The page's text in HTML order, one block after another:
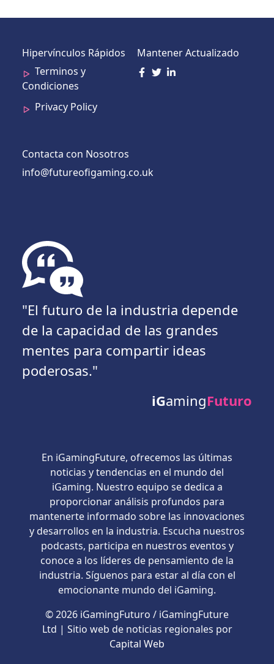
Hipervínculos Rápidos
Terminos y
Condiciones
Privacy Policy
Mantener Actualizado
Contacta con Nosotros
info@futureofigaming.co.uk
"El futuro de la industria depende
de la capacidad de las grandes
mentes para compartir ideas
poderosas."
iGamingFuturo
En iGamingFuture, ofrecemos las últimas
noticias y tendencias en el mundo del
iGaming. Nuestro equipo se dedica a
proporcionar análisis profundos para
mantenerte informado sobre las innovaciones
y desarrollos en la industria. Escucha nuestros
podcasts, participa en nuestros eventos y
conoce a los líderes de pensamiento de la
industria. Síguenos para estar al día con el
emocionante mundo del iGaming.
© 2026 iGamingFuturo / iGamingFuture
Ltd | Sitio web de noticias regionales por
Capital Web